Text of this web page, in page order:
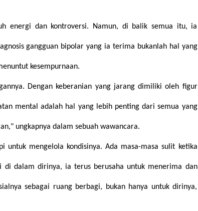
energi dan kontroversi. Namun, di balik semua itu, ia
gangguan bipolar yang ia terima bukanlah hal yang
kesempurnaan.
Dengan keberanian yang jarang dimiliki oleh figur
mental adalah hal yang lebih penting dari semua yang
ungkapnya dalam sebuah wawancara.
untuk mengelola kondisinya. Ada masa-masa sulit ketika
di dalam dirinya, ia terus berusaha untuk menerima dan
sebagai ruang berbagi, bukan hanya untuk dirinya,